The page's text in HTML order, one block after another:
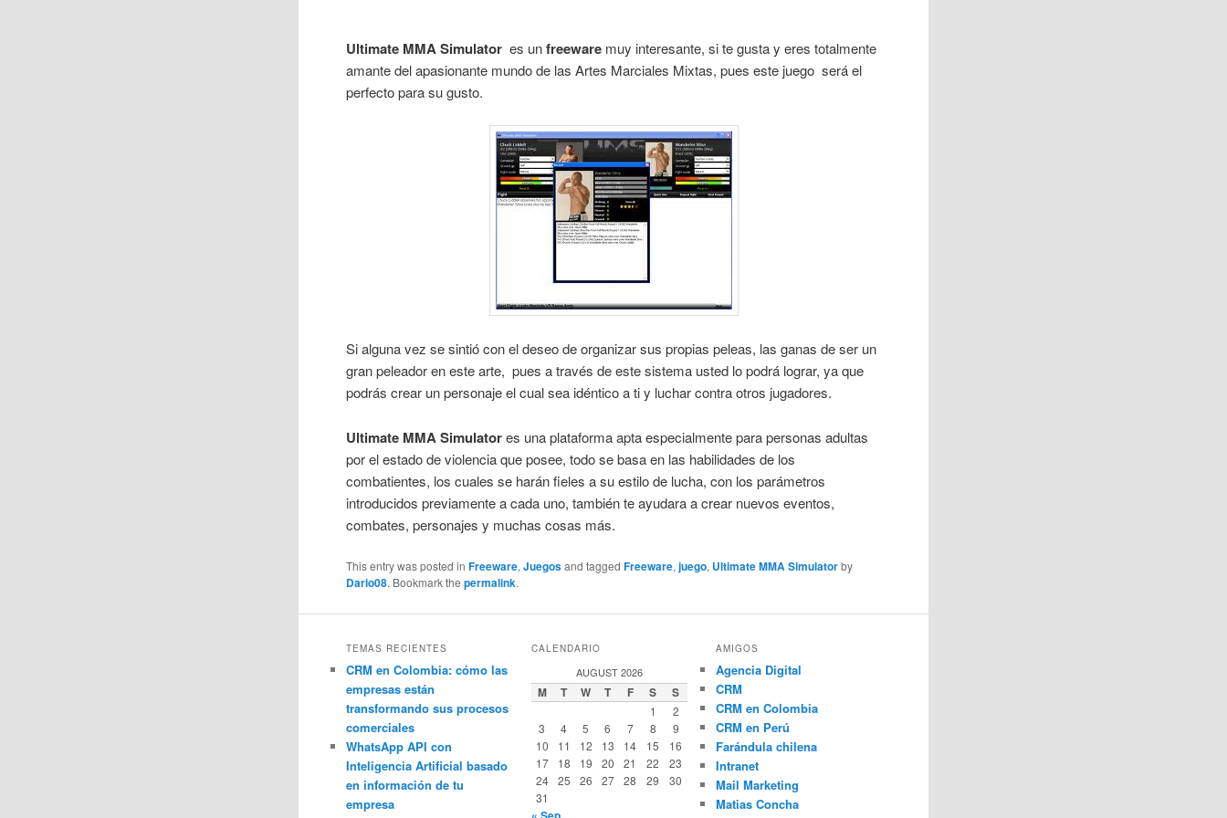
Ultimate MMA Simulator es unfreeware muy interesante, si te gusta y eres totalmente
amante del apasionante mundo de las Artes Marciales Mixtas, pues este juego será el
perfecto para su gusto.
Si alguna vez se sintió con el deseo de organizar sus propias peleas, las ganas de ser un
gran peleador en este arte, pues a través de este sistema usted lo podrá lograr, ya que
podrás crear un personaje el cual sea idéntico a ti y luchar contra otros jugadores.
Ultimate MMA Simulatores una plataforma apta especialmente para personas adultas
por el estado de violencia que posee, todo se basa en las habilidades de los
combatientes, los cuales se harán fieles a su estilo de lucha, con los parámetros
introducidos previamente a cada uno, también te ayudara a crear nuevos eventos,
combates, personajes y muchas cosas más.
This entry was posted inFreeware,Juegosand taggedFreeware,juego, Ultimate MMA Simulatorby
Dario08. Bookmark thepermalink.
TEMAS RECIENTES
CRM en Colombia: cómo las
empresas están
transformando sus procesos
comerciales
WhatsApp API con
Inteligencia Artificial basado
en información de tu
empresa
CALENDARIO
AUGUST 2026
M T W T F S S
1
2
3
4 5 6 7 8
9
10
11 12 13 14 15
16
17
18 19 20 21 22
23
24
25 26 27 28 29
30
31
AMIGOS
Agencia Digital
CRM
CRM en Colombia
CRM en Perú
Farándula chilena
Intranet
Mail Marketing
Matias Concha